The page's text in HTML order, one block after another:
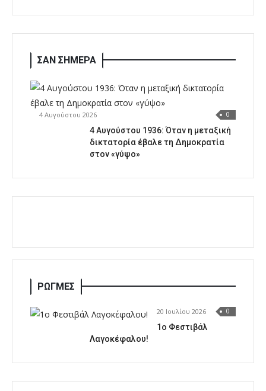
ΣΑΝ ΣΗΜΕΡΑ
4 Αυγούστου 2026 0
4 Αυγούστου 1936: Όταν η μεταξική
δικτατορία έβαλε τη Δημοκρατία
στον «γύψο»
ΡΩΓΜΕΣ
20 Ιουλίου 2026 0
1o Φεστιβάλ
Λαγοκέφαλου!